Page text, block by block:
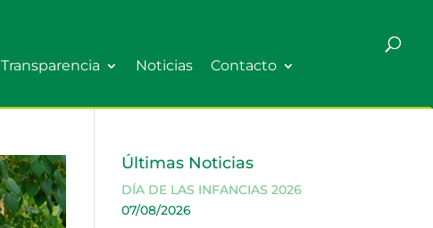
Transparencia Noticias Contacto
Últimas Noticias
DÍA DE LAS INFANCIAS 2026
07/08/2026